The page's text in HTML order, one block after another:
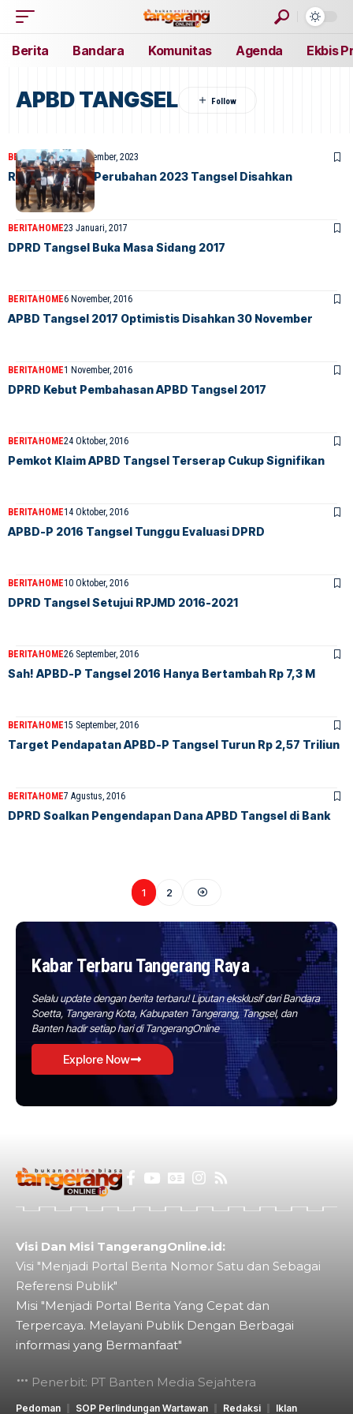
Berita Bandara Komunitas Agenda Ekbis
APBD TANGSEL
BERITAHOME28 September, 2023
Raperda APBD Perubahan 2023 Tangsel Disahkan
BERITAHOME23 Januari, 2017
DPRD Tangsel Buka Masa Sidang 2017
BERITAHOME6 November, 2016
APBD Tangsel 2017 Optimistis Disahkan 30 November
BERITAHOME1 November, 2016
DPRD Kebut Pembahasan APBD Tangsel 2017
BERITAHOME24 Oktober, 2016
Pemkot Klaim APBD Tangsel Terserap Cukup Signifikan
BERITAHOME14 Oktober, 2016
APBD-P 2016 Tangsel Tunggu Evaluasi DPRD
BERITAHOME10 Oktober, 2016
DPRD Tangsel Setujui RPJMD 2016-2021
BERITAHOME26 September, 2016
Sah! APBD-P Tangsel 2016 Hanya Bertambah Rp 7,3 M
BERITAHOME15 September, 2016
Target Pendapatan APBD-P Tangsel Turun Rp 2,57 Triliun
BERITAHOME7 Agustus, 2016
DPRD Soalkan Pengendapan Dana APBD Tangsel di Bank
1 2
Kabar Terbaru Tangerang Raya
Selalu update dengan berita terbaru! Liputan eksklusif dari Bandara
Soetta, Tangerang Kota, Kabupaten Tangerang, Tangsel, dan
Banten hadir setiap hari di TangerangOnline
Explore Now
Visi Dan Misi TangerangOnline.id:
Visi "Menjadi Portal Berita Nomor Satu dan Sebagai
Referensi Publik"
Misi "Menjadi Portal Berita Yang Cepat dan
Terpercaya. Melayani Publik Dengan Berbagai
informasi yang Bermanfaat"
Penerbit: PT Banten Media Sejahtera
Pedoman SOP Perlindungan Wartawan Redaksi Iklan